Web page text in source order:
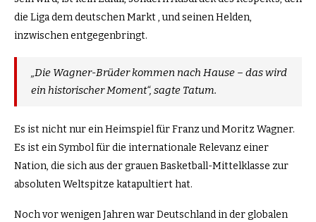
die Liga dem deutschen Markt , und seinen Helden,
inzwischen entgegenbringt.
„Die Wagner-Brüder kommen nach Hause – das wird
ein historischer Moment“, sagte Tatum.
Es ist nicht nur ein Heimspiel für Franz und Moritz Wagner.
Es ist ein Symbol für die internationale Relevanz einer
Nation, die sich aus der grauen Basketball-Mittelklasse zur
absoluten Weltspitze katapultiert hat.
Noch vor wenigen Jahren war Deutschland in der globalen